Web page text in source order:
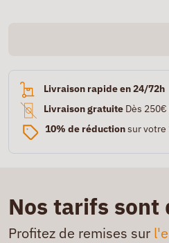
Livraison rapide en 24/72h
Livraison gratuite Dès 250€
10% de réductionsur votre
Nos tarifs sont
Profitez de remises sur